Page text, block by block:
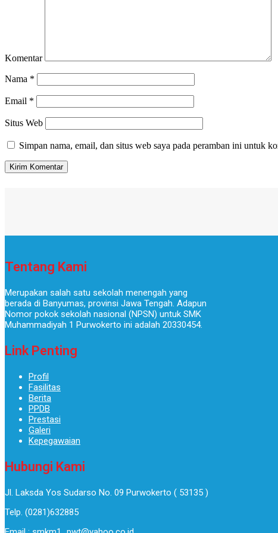
Komentar
Nama *
Email *
Situs Web
Simpan nama, email, dan situs web saya pada peramban ini untuk
Tentang Kami
Merupakan salah satu sekolah menengah yang
berada di Banyumas, provinsi Jawa Tengah. Adapun
Nomor pokok sekolah nasional (NPSN) untuk SMK
Muhammadiyah 1 Purwokerto ini adalah 20330454.
Link Penting
Profil
Fasilitas
Berita
PPDB
Prestasi
Galeri
Kepegawaian
Hubungi Kami
Jl. Laksda Yos Sudarso No. 09 Purwokerto ( 53135 )​
Telp. (0281)632885